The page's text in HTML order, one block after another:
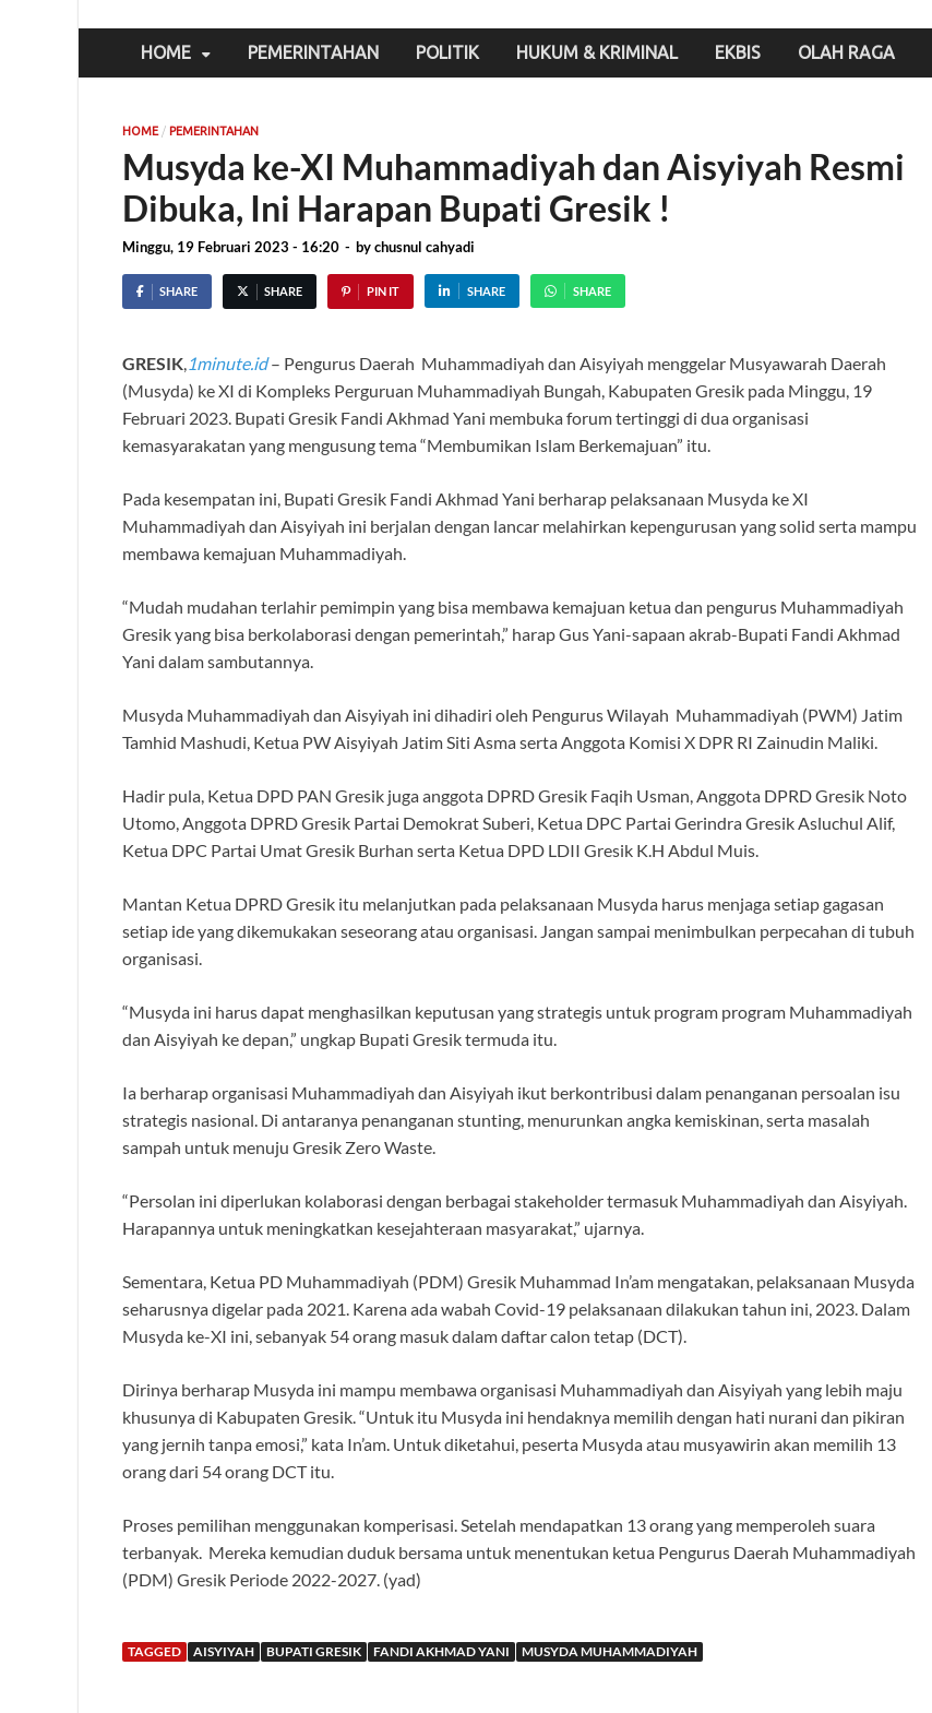
HOME PEMERINTAHAN POLITIK HUKUM & KRIMINAL EKBIS OLAH RAGA
HOME / PEMERINTAHAN
Musyda ke-XI Muhammadiyah dan Aisyiyah Resmi
Dibuka, Ini Harapan Bupati Gresik !
Minggu, 19 Februari 2023 - 16:20 - bychusnul cahyadi
SHARE SHARE PIN IT SHARE SHARE
GRESIK, 1minute.id– Pengurus Daerah Muhammadiyah dan Aisyiyah menggelar Musyawarah Daerah
(Musyda) ke XI di Kompleks Perguruan Muhammadiyah Bungah, Kabupaten Gresik pada Minggu, 19
Februari 2023. Bupati Gresik Fandi Akhmad Yani membuka forum tertinggi di dua organisasi
kemasyarakatan yang mengusung tema “Membumikan Islam Berkemajuan” itu.
Pada kesempatan ini, Bupati Gresik Fandi Akhmad Yani berharap pelaksanaan Musyda ke XI
Muhammadiyah dan Aisyiyah ini berjalan dengan lancar melahirkan kepengurusan yang solid serta mampu
membawa kemajuan Muhammadiyah.
“Mudah mudahan terlahir pemimpin yang bisa membawa kemajuan ketua dan pengurus Muhammadiyah
Gresik yang bisa berkolaborasi dengan pemerintah,” harap Gus Yani-sapaan akrab-Bupati Fandi Akhmad
Yani dalam sambutannya.
Musyda Muhammadiyah dan Aisyiyah ini dihadiri oleh Pengurus Wilayah Muhammadiyah (PWM) Jatim
Tamhid Mashudi, Ketua PW Aisyiyah Jatim Siti Asma serta Anggota Komisi X DPR RI Zainudin Maliki.
Hadir pula, Ketua DPD PAN Gresik juga anggota DPRD Gresik Faqih Usman, Anggota DPRD Gresik Noto
Utomo, Anggota DPRD Gresik Partai Demokrat Suberi, Ketua DPC Partai Gerindra Gresik Asluchul Alif,
Ketua DPC Partai Umat Gresik Burhan serta Ketua DPD LDII Gresik K.H Abdul Muis.
Mantan Ketua DPRD Gresik itu melanjutkan pada pelaksanaan Musyda harus menjaga setiap gagasan
setiap ide yang dikemukakan seseorang atau organisasi. Jangan sampai menimbulkan perpecahan di tubuh
organisasi.
“Musyda ini harus dapat menghasilkan keputusan yang strategis untuk program program Muhammadiyah
dan Aisyiyah ke depan,” ungkap Bupati Gresik termuda itu.
Ia berharap organisasi Muhammadiyah dan Aisyiyah ikut berkontribusi dalam penanganan persoalan isu
strategis nasional. Di antaranya penanganan stunting, menurunkan angka kemiskinan, serta masalah
sampah untuk menuju Gresik Zero Waste.
“Persolan ini diperlukan kolaborasi dengan berbagai stakeholder termasuk Muhammadiyah dan Aisyiyah.
Harapannya untuk meningkatkan kesejahteraan masyarakat,” ujarnya.
Sementara, Ketua PD Muhammadiyah (PDM) Gresik Muhammad In’am mengatakan, pelaksanaan Musyda
seharusnya digelar pada 2021. Karena ada wabah Covid-19 pelaksanaan dilakukan tahun ini, 2023. Dalam
Musyda ke-XI ini, sebanyak 54 orang masuk dalam daftar calon tetap (DCT).
Dirinya berharap Musyda ini mampu membawa organisasi Muhammadiyah dan Aisyiyah yang lebih maju
khusunya di Kabupaten Gresik. “Untuk itu Musyda ini hendaknya memilih dengan hati nurani dan pikiran
yang jernih tanpa emosi,” kata In’am. Untuk diketahui, peserta Musyda atau musyawirin akan memilih 13
orang dari 54 orang DCT itu.
Proses pemilihan menggunakan komperisasi. Setelah mendapatkan 13 orang yang memperoleh suara
terbanyak. Mereka kemudian duduk bersama untuk menentukan ketua Pengurus Daerah Muhammadiyah
(PDM) Gresik Periode 2022-2027. (yad)
TAGGED AISYIYAH BUPATI GRESIK FANDI AKHMAD YANI MUSYDA MUHAMMADIYAH